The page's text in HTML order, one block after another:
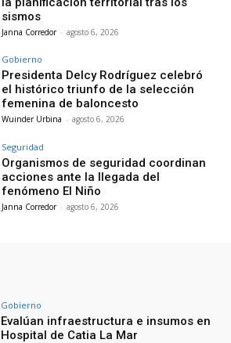
sismos
Janna Corredor - agosto 6, 2026
Gobierno
Presidenta Delcy Rodríguez celebró
el histórico triunfo de la selección
femenina de baloncesto
Wuinder Urbina - agosto 6, 2026
Seguridad
Organismos de seguridad coordinan
acciones ante la llegada del
fenómeno El Niño
Janna Corredor - agosto 6, 2026
Gobierno
Evalúan infraestructura e insumos en
Hospital de Catia La Mar